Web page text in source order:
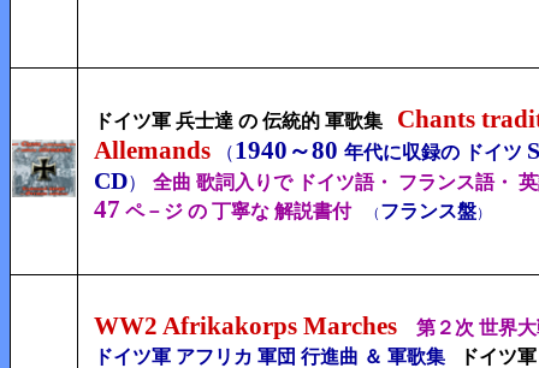
ドイツ軍 兵士達 の 伝統的 軍歌集
Chants
Allemands
（1940 ～80 年代に収録の ドイツ
CD） 全曲 歌詞入りで ドイツ語・ フランス語・
47 ペ－ジ の 丁寧な 解説書付 （ フランス盤）
WW2 Afrikakorps Marches
第２次 世界
ドイツ軍 アフリカ 軍団 行進曲 ＆ 軍歌集
ドイツ